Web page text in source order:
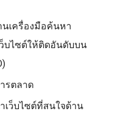
เครื่องมือค้นหา
บไซต์ให้ติดอันดับบน
รตลาด
เว็บไซต์ที่สนใจด้าน